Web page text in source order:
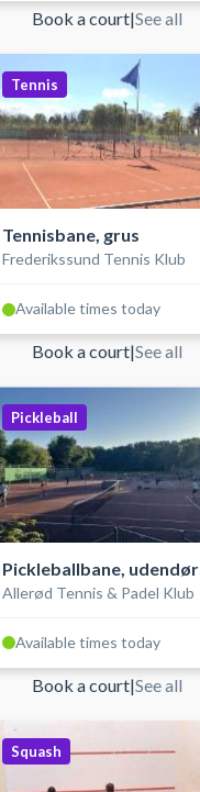
Book a court|See all
Tennis
Tennisbane, grus
Frederikssund Tennis Klub
Available times today
Book a court|See all
Pickleball
Pickleballbane,
Allerød Tennis & Padel Klub
Available times today
Book a court|See all
Squash